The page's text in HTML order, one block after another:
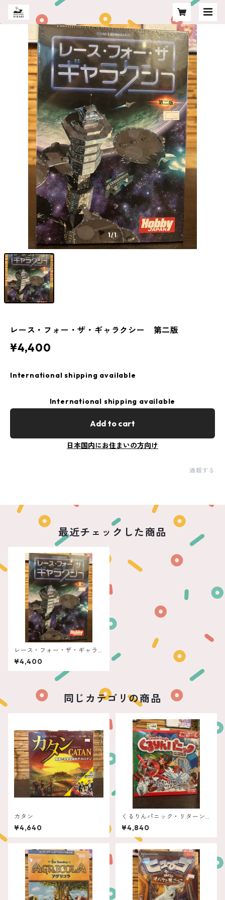
1/1
レース・フォー・ザ・ギャラクシー 第二版
¥4,400
International shipping available
International shipping available
Add to cart
日本国内にお住まいの方向け
通報する
最近チェックした商品
レース・フォー・ザ・ギャラ
クシー 第二版
¥4,400
同じカテゴリの商品
カタン
¥4,640
くるりんパニック・リターン
ズ！
¥4,840